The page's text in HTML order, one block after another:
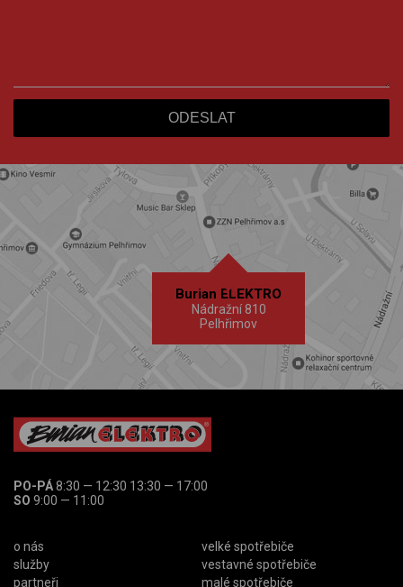
Burian ELEKTRO
Nádražní 810
Pelhřimov
PO-PÁ8:30 — 12:30 13:30 — 17:00
SO 9:00 — 11:00
o nás
služby
partneři
velké spotřebiče
vestavné spotřebiče
malé spotřebiče